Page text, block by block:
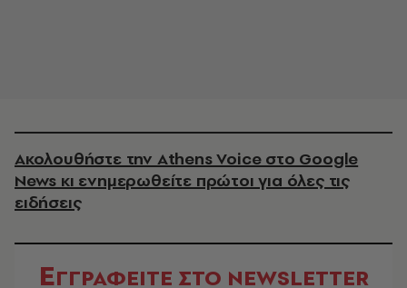
Ακολουθήστε την Athens Voice στο Google
News κι ενημερωθείτε πρώτοι για όλες τις
ειδήσεις
ΕΓΓΡΑΦΕΙΤΕ ΣΤΟ NEWSLETTER